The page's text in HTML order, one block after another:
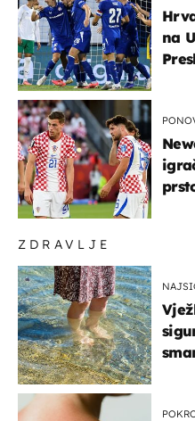
ZDRAVLJE
na